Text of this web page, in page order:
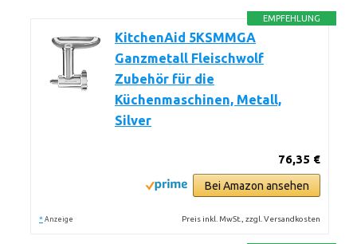
EMPFEHLUNG
KitchenAid 5KSMMGA
Ganzmetall Fleischwolf
Zubehör für die
Küchenmaschinen, Metall,
Silver
76,35 €
Bei Amazon ansehen
* Anzeige Preis inkl. MwSt., zzgl. Versandkosten